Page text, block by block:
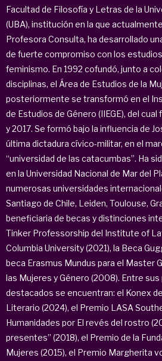
Facultad de Filosofía y Letras de la
(UBA), institución en la que
Profesora Consulta, ha desarrollado
de fuerte compromiso con los
feminismo. En 1992 cofundó, junto a
disciplinas, el Área de Estudios de la
posteriormente se transformó en el
de Estudios de Género (IIEGE), del
y 2017. Se formó bajo la influencia de
última dictadura cívico-militar, en el
“universidad de las catacumbas”. Ha
en la Universidad Nacional de Mar del
numerosas universidades
Santiago de Chile, Leiden, Toulouse,
beneficiaria de becas y distinciones
Tinker Professorship del Institute of
Columbia University (2021), la Beca
beca Erasmus Mundus para el Master
las Mujeres y Género (2008). Entre
destacados se encuentran: el Konex
Literario (2024), el Premio LASA
Humanidades por El revés del rostro
presentes” (2018), el Premio de la
Mujeres (2015), el Premio Margherita